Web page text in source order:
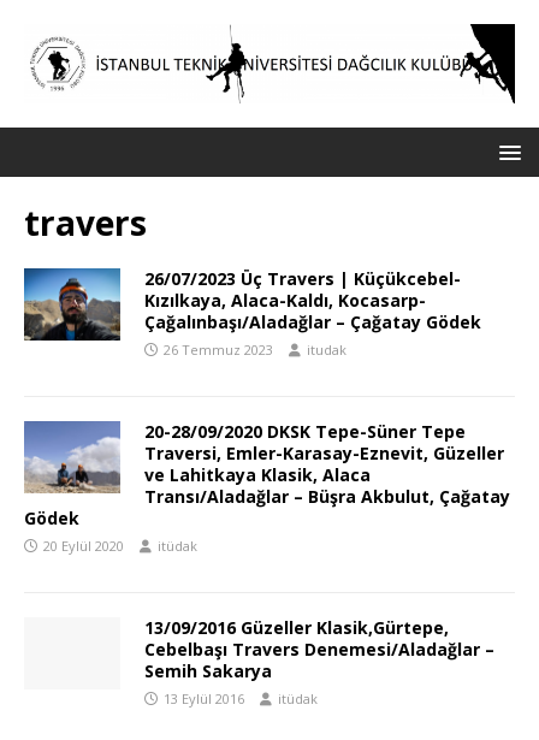
travers
26/07/2023 Üç Travers | Küçükcebel-
Kızılkaya, Alaca-Kaldı, Kocasarp-
Çağalınbaşı/Aladağlar – Çağatay Gödek
26 Temmuz 2023 itudak
20-28/09/2020 DKSK Tepe-Süner Tepe
Traversi, Emler-Karasay-Eznevit, Güzeller
ve Lahitkaya Klasik, Alaca
Transı/Aladağlar – Büşra Akbulut, Çağatay
Gödek
20 Eylül 2020 itüdak
13/09/2016 Güzeller Klasik,Gürtepe,
Cebelbaşı Travers Denemesi/Aladağlar –
Semih Sakarya
13 Eylül 2016 itüdak